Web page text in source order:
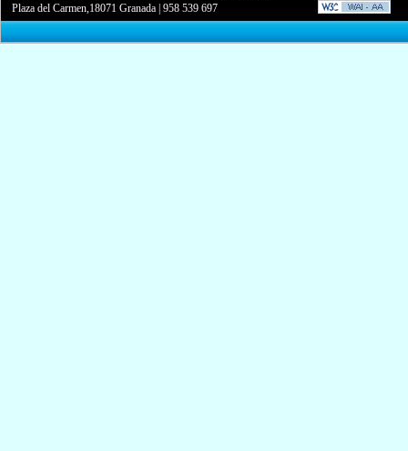
Plaza del Carmen,18071 Granada |958 539 697